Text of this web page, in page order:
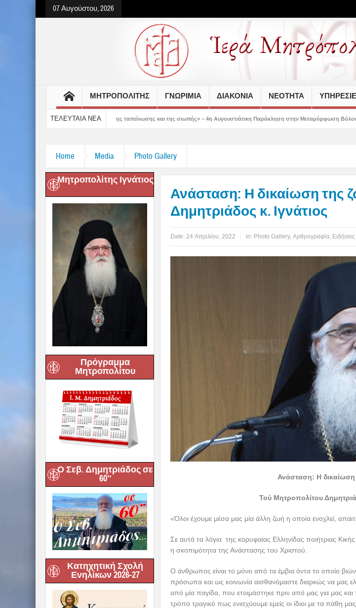
07 Αυγούστου, 2026
ΜΗΤΡΟΠΟΛΙΤΗΣ ΓΝΩΡΙΜΙΑ ΔΙΑΚΟΝΙΑ ΝΕΟΤΗΤΑ
ΤΕΛΕΥΤΑΙΑ ΝΕΑ
δείχνει τον δρόμο της ταπείνωσης και της σιωπής» – 4η Αυγουστιάτικη Παράκληση στην Μεταμόρφωση Βόλου Επίσκεψη
Home Media Photo Gallery
Μητροπολίτης Ιγνάτιος
Πρόγραμμα
Μητροπολίτου
Ο Σεβ. Δημητριάδος σε
60″
Κατηχητική Σχολή
Ενηλίκων 2026-27
Ανάσταση: Η δικαίωση της
Δημητριάδος κ. Ιγνάτιος
Date: 24 Απριλίου, 2022 in: Photo Gallery, Αρθρογραφία, Ειδήσεις
Ανάσταση: Η δικαίωση
Τού Μητροπολίτου
«Όλοι έχουμε μέσα μας μία άλλη ζωή η οποία ενοχλεί,
Σε αυτά τα λόγια της κορυφαίας Ελληνίδας ποιήτριας
η σκοπιμότητα της Ανάστασης του Χριστού.
Ο άνθρωπος είναι το μόνο από τα έμβια όντα το οποίο
πρόσωπα και ως κοινωνία αισθανόμαστε διαρκώς να μας
από μία παγίδα, που ετοιμάστηκε πριν από μας για μας
τρόπο τραγικό πως ενισχύουμε εμείς οι ίδιοι με τα πάθη